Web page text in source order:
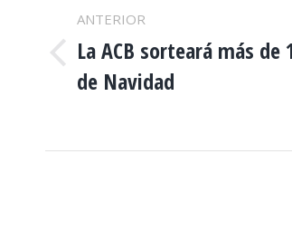
ENTRE
PUBLICACIONES
ANTERIOR
Publicación
anterior:
La ACB sorteará más de
de Navidad